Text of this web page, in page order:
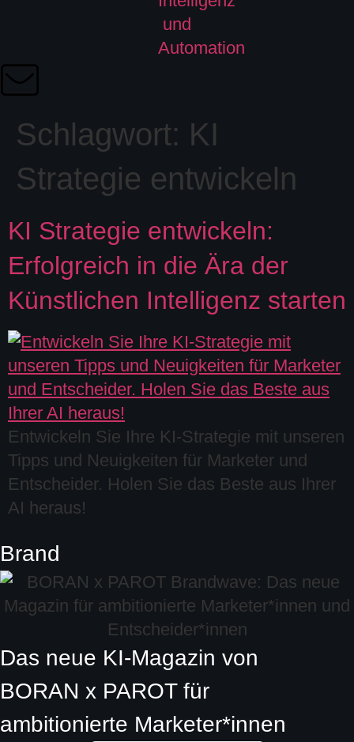
Schlagwort: KI
Strategie entwickeln
KI Strategie entwickeln:
Erfolgreich in die Ära der
Künstlichen Intelligenz starten
Entwickeln Sie Ihre KI-Strategie mit unseren
Tipps und Neuigkeiten für Marketer und
Entscheider. Holen Sie das Beste aus Ihrer
AI heraus!
Brand
Das neue KI-Magazin von
BORAN x PAROTfür
ambitionierte Marketer*innen